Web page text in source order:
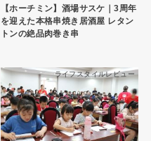
【ホーチミン】酒場サスケ｜3周年
を迎えた本格串焼き居酒屋 レタン
トンの絶品肉巻き串
ライフスタイルレビュー